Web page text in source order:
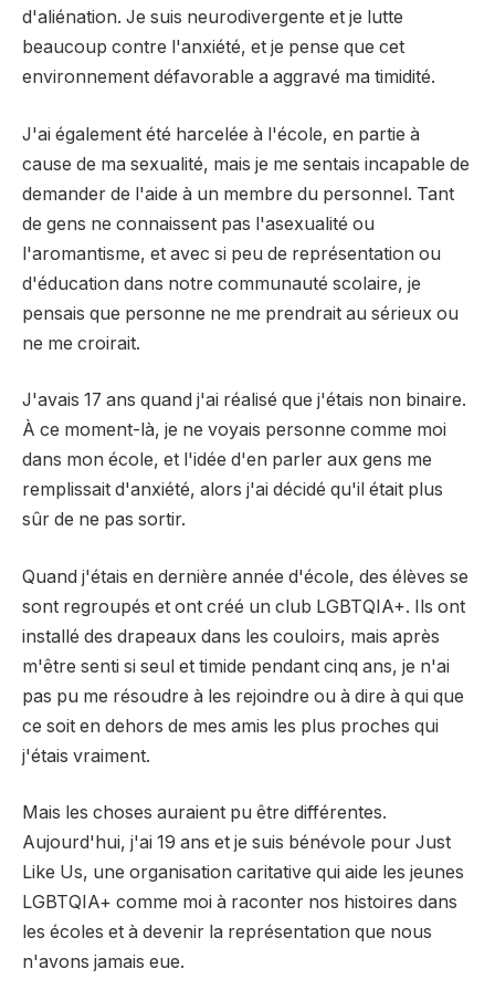
d'aliénation. Je suis neurodivergente et je lutte
beaucoup contre l'anxiété, et je pense que cet
environnement défavorable a aggravé ma timidité.
J'ai également été harcelée à l'école, en partie à
cause de ma sexualité, mais je me sentais incapable de
demander de l'aide à un membre du personnel. Tant
de gens ne connaissent pas l'asexualité ou
l'aromantisme, et avec si peu de représentation ou
d'éducation dans notre communauté scolaire, je
pensais que personne ne me prendrait au sérieux ou
ne me croirait.
J'avais 17 ans quand j'ai réalisé que j'étais non binaire.
À ce moment-là, je ne voyais personne comme moi
dans mon école, et l'idée d'en parler aux gens me
remplissait d'anxiété, alors j'ai décidé qu'il était plus
sûr de ne pas sortir.
Quand j'étais en dernière année d'école, des élèves se
sont regroupés et ont créé un club LGBTQIA+. Ils ont
installé des drapeaux dans les couloirs, mais après
m'être senti si seul et timide pendant cinq ans, je n'ai
pas pu me résoudre à les rejoindre ou à dire à qui que
ce soit en dehors de mes amis les plus proches qui
j'étais vraiment.
Mais les choses auraient pu être différentes.
Aujourd'hui, j'ai 19 ans et je suis bénévole pour Just
Like Us, une organisation caritative qui aide les jeunes
LGBTQIA+ comme moi à raconter nos histoires dans
les écoles et à devenir la représentation que nous
n'avons jamais eue.